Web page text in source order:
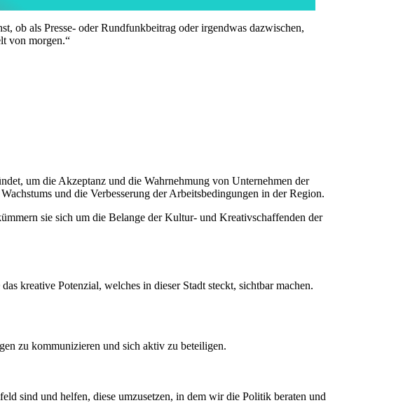
ob als Presse- oder Rundfunkbeitrag oder irgendwas dazwischen,
von morgen.“
um die Akzeptanz und die Wahrnehmung von Unternehmen der
und die Verbesserung der Arbeitsbedingungen in der Region.
sie sich um die Belange der Kultur- und Kreativschaffenden der
kreative Potenzial, welches in dieser Stadt steckt, sichtbar machen.
zu kommunizieren und sich aktiv zu beteiligen.
sind und helfen, diese umzusetzen, in dem wir die Politik beraten und